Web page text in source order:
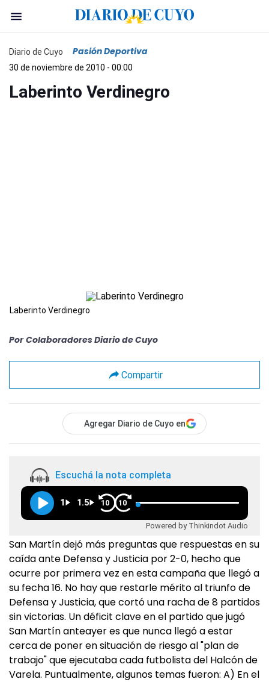
Diario de Cuyo Pasión Deportiva
30 de noviembre de 2010 - 00:00
Laberinto Verdinegro
Laberinto Verdinegro
Por Colaboradores Diario de Cuyo
Compartir
Agregar Diario de Cuyo en
Escuchá la nota completa
1 1.5 10 10
Powered by Thinkindot Audio
San Martín dejó más preguntas que respuestas en su
caída ante Defensa y Justicia por 2-0, hecho que
ocurre por primera vez en esta campaña que llegó a
su fecha 16. No hay que restarle mérito al triunfo de
Defensa y Justicia, que cortó una racha de 8 partidos
sin victorias. Un déficit clave en el partido que jugó
San Martín anteayer es que nunca llegó a estar
cerca de poner en situación de riesgo al "plan de
trabajo" que ejecutaba cada futbolista del Halcón de
Varela. Puntualmente, algunos temas fueron: A) En el